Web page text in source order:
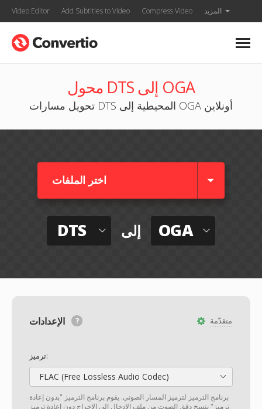
Video Editor Add Subtitles to Video Compress Video المزيد
محول DTS إلى OGA
تحويل مسارات DTS المحيطية إلى OGA أونلاين
اختر الملفات
DTS إلى OGA
متقدّمة
ترميز:
FLAC (Free Lossless Audio Codec)
برنامج الترميز لترميز المسار الصوتي. يقوم برنامج الترميز "بدون إعادة
ترميز" بنسخ دفق الصوت من ملف الإدخال إلى الإخراج دون إعادة ترميز